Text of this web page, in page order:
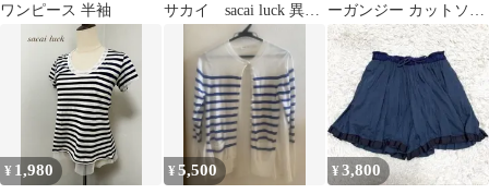
ワンピース 半袖
サカイ sacai luck 異素
材ドッキングカットソ
ーガンジー カットソー
Tシャツ ネイビー
紺
¥ 1,980 ¥5,500 ¥3,800